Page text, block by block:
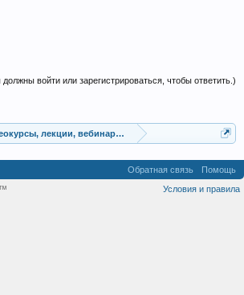
войти или зарегистрироваться, чтобы ответить.)
лекции, вебинары, учебный материал
Обратная связь
Помощь
Условия и правила